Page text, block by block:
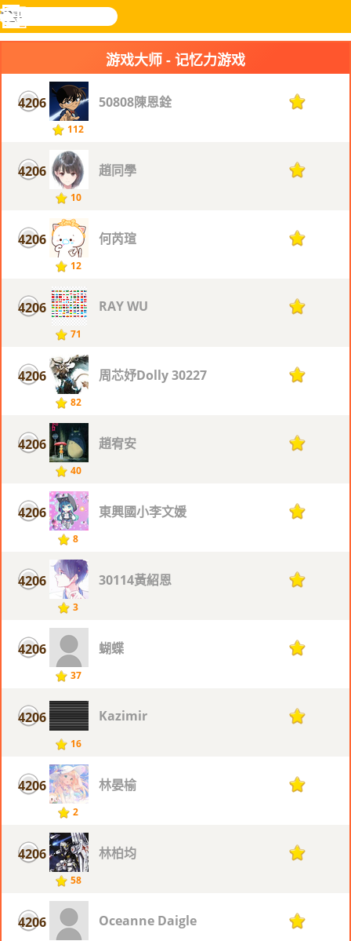
乐和游
搜
寻
登入
功
游戏大师 - 记忆力游戏
4206
112
50808陳恩銓 1
4206
10
趙同學 1
4206
12
何芮瑄 1
4206
71
RAY WU 1
4206
82
周芯妤Dolly 30227 1
4206
40
趙宥安 1
4206
8
東興國小李文媛 1
4206
3
30114黃紹恩 1
4206
37
蝴蝶 1
4206
16
Kazimir 1
4206
2
林晏榆 1
4206
58
林柏均 1
4206 Oceanne Daigle 1